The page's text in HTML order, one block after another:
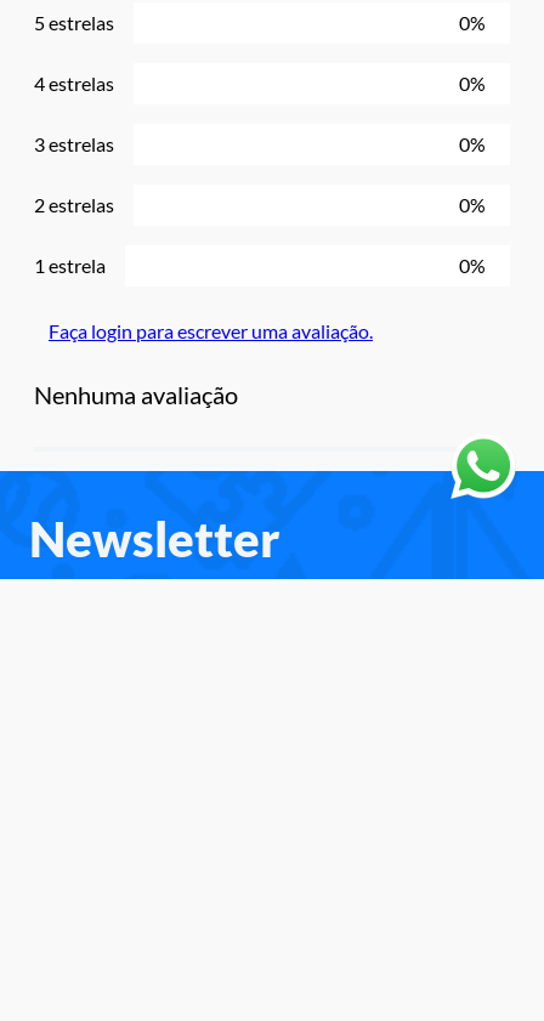
5 estrelas 0%
4 estrelas 0%
3 estrelas 0%
2 estrelas 0%
1 estrela 0%
Faça login para escrever uma avaliação.
Nenhuma avaliação
Newsletter